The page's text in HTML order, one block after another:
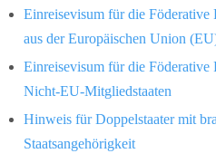
Einreisevisum für die Föderative
aus der Europäischen Union
Einreisevisum für die
Nicht-EU-Mitgliedstaaten
Hinweis für Doppelstaater mit
Staatsangehörigkeit